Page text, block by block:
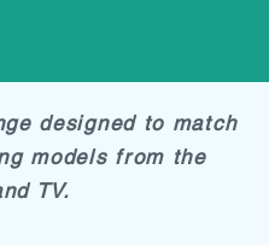
designed to match
models from the
TV.